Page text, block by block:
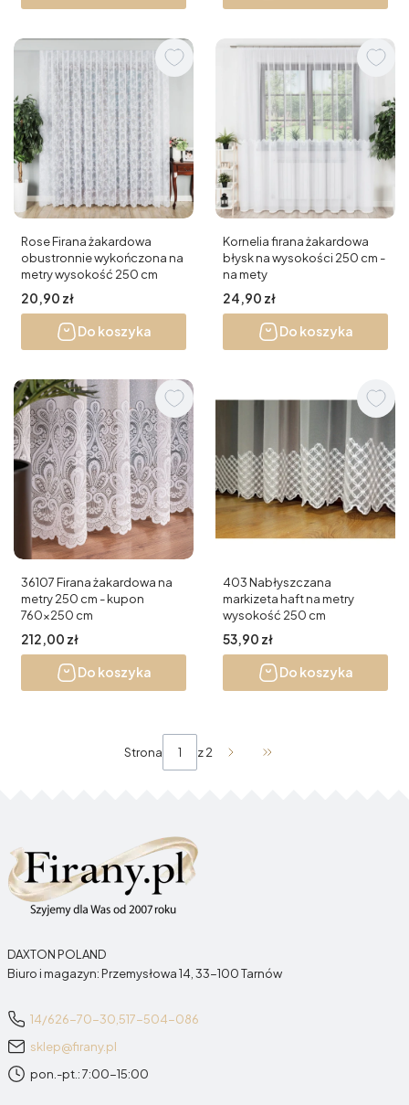
Rose Firana żakardowa
obustronnie wykończona na
metry wysokość 250 cm
Cena
20,90 zł
Do koszyka
Kornelia firana żakardowa
błysk na wysokości 250 cm -
na mety
Cena
24,90 zł
Do koszyka
36107 Firana żakardowa na
metry 250 cm - kupon
760x250 cm
Cena
212,00 zł
Do koszyka
403 Nabłyszczana
markizeta haft na metry
wysokość 250 cm
Cena
53,90 zł
Do koszyka
Strona z 2
DAXTON POLAND
Biuro i magazyn: Przemysłowa 14, 33-100 Tarnów
14/626-70-30, 517-504-086
sklep@firany.pl
pon.-pt.: 7:00-15:00